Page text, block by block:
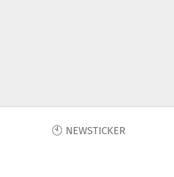
🕙 NEWSTICKER